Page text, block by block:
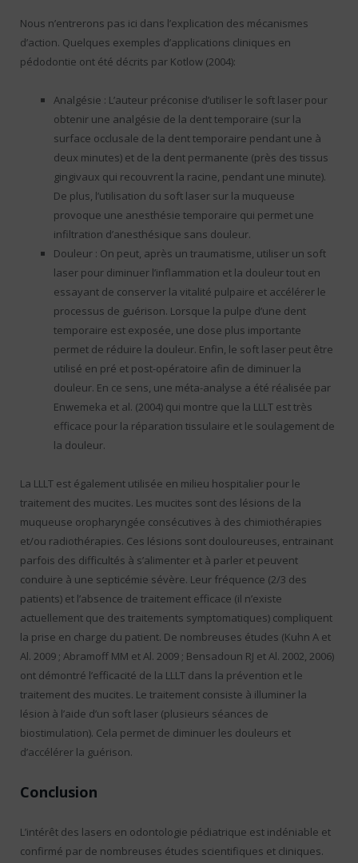
Nous n’entrerons pas ici dans l’explication des mécanismes
d’action. Quelques exemples d’applications cliniques en
pédodontie ont été décrits par Kotlow (2004):
Analgésie : L’auteur préconise d’utiliser le soft laser pour
obtenir une analgésie de la dent temporaire (sur la
surface occlusale de la dent temporaire pendant une à
deux minutes) et de la dent permanente (près des tissus
gingivaux qui recouvrent la racine, pendant une minute).
De plus, l’utilisation du soft laser sur la muqueuse
provoque une anesthésie temporaire qui permet une
infiltration d’anesthésique sans douleur.
Douleur : On peut, après un traumatisme, utiliser un soft
laser pour diminuer l’inflammation et la douleur tout en
essayant de conserver la vitalité pulpaire et accélérer le
processus de guérison. Lorsque la pulpe d’une dent
temporaire est exposée, une dose plus importante
permet de réduire la douleur. Enfin, le soft laser peut être
utilisé en pré et post-opératoire afin de diminuer la
douleur. En ce sens, une méta-analyse a été réalisée par
Enwemeka et al. (2004) qui montre que la LLLT est très
efficace pour la réparation tissulaire et le soulagement de
la douleur.
La LLLT est également utilisée en milieu hospitalier pour le
traitement des mucites. Les mucites sont des lésions de la
muqueuse oropharyngée consécutives à des chimiothérapies
et/ou radiothérapies. Ces lésions sont douloureuses, entrainant
parfois des difficultés à s’alimenter et à parler et peuvent
conduire à une septicémie sévère. Leur fréquence (2/3 des
patients) et l’absence de traitement efficace (il n’existe
actuellement que des traitements symptomatiques) compliquent
la prise en charge du patient. De nombreuses études (Kuhn A et
Al. 2009 ; Abramoff MM et Al. 2009 ; Bensadoun RJ et Al. 2002, 2006)
ont démontré l’efficacité de la LLLT dans la prévention et le
traitement des mucites. Le traitement consiste à illuminer la
lésion à l’aide d’un soft laser (plusieurs séances de
biostimulation). Cela permet de diminuer les douleurs et
d’accélérer la guérison.
Conclusion
L’intérêt des lasers en odontologie pédiatrique est indéniable et
confirmé par de nombreuses études scientifiques et cliniques.